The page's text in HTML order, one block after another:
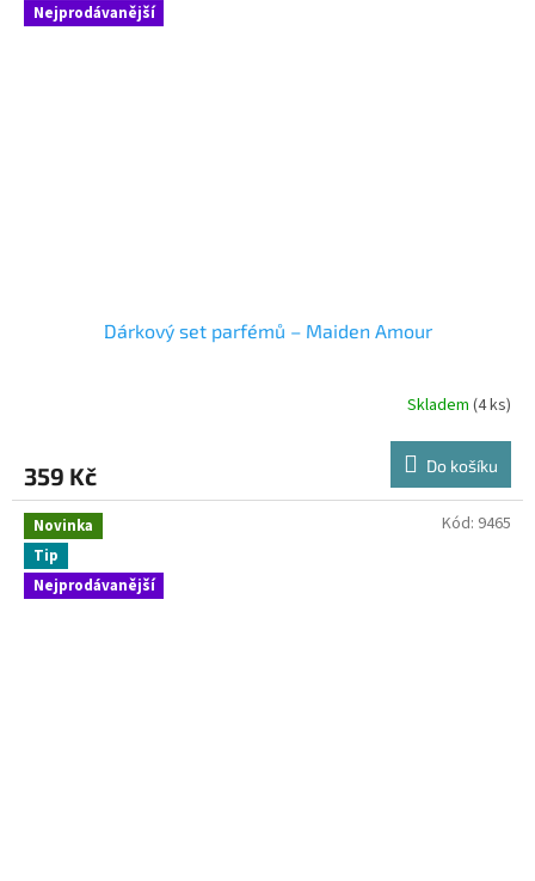
Nejprodávanější
Dárkový set parfémů – Maiden Amour
Skladem (4 ks)
359 Kč Do košíku
Novinka
Tip
Nejprodávanější
Kód: 9465